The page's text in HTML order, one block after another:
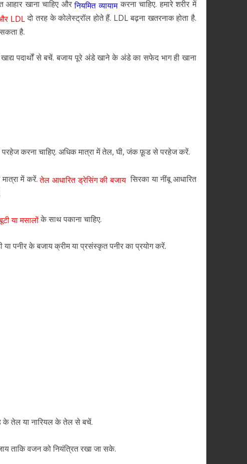
आहार खाना चाहिए औरनियमित व्यायामकरना चाहिए. हमारे शरीर में
LDLदो तरह के कोलेस्ट्रॉल होते हैं. LDL बढ़ना खतरनाक होता है.
है.
पदार्थों से बचें. बजाय पूरे अंडे खाने के अंडे का सफेद भाग ही खाना
करना चाहिए. अधिक मात्रा में तेल, घी, जंक फ़ूड से परहेज करें.
में करें.तेल आधारित ड्रेसिंग की बजायसिरका या नींबू आधारित
या मसालोंके साथ पकाना चाहिए.
पनीर के बजाय क्रीम या प्रसंस्कृत पनीर का प्रयोग करें.
तेल या नारियल के तेल से बचें.
ताकि वजन को नियंत्रित रखा जा सके.